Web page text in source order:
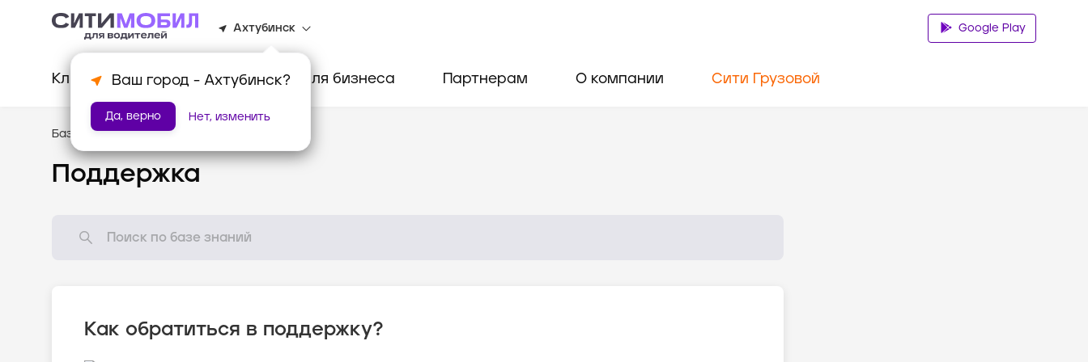
Ахтубинск
Ваш город - Ахтубинск?
Да, верно Нет, изменить
Google Play
Клиентам Водителям Для бизнеса Партнерам О компании Сити Грузовой
База знаний /Помощь
Поддержка
Как обратиться в поддержку?